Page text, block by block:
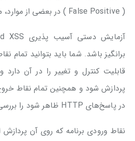
( False Positive ) در بعضی از موارد، می‌باشد.
برانگیز باشد. شما باید بتوانید تمام
قابلیت کنترل و تغییر را در آن
پردازش شود و همچنین تمام نقاط
در پاسخ‌های HTTP ظاهر شود را بررسی نمایید.
نقاط ورودی برنامه که روی آن